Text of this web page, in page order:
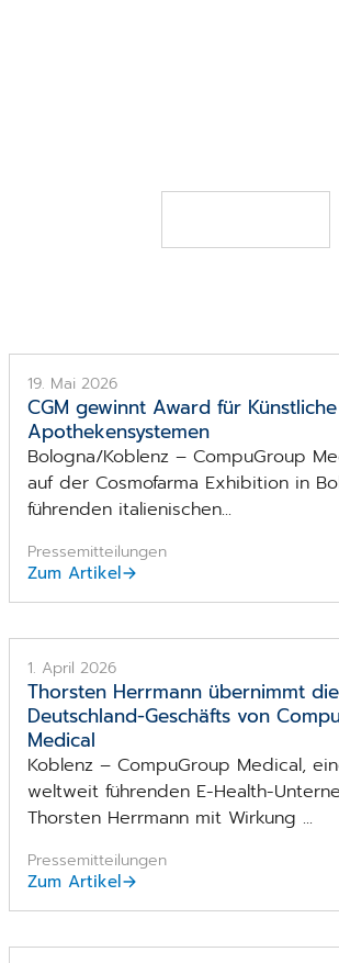
19. Mai 2026
CGM gewinnt Award für
Apothekensystemen
Bologna/Koblenz – CompuGroup
auf der Cosmofarma Exhibition in
führenden italienischen...
Pressemitteilungen
Zum Artikel
1. April 2026
Thorsten Herrmann übernimmt
Deutschland-Geschäfts von
Medical
Koblenz – CompuGroup Medical,
weltweit führenden E-Health-
Thorsten Herrmann mit Wirkung ...
Pressemitteilungen
Zum Artikel